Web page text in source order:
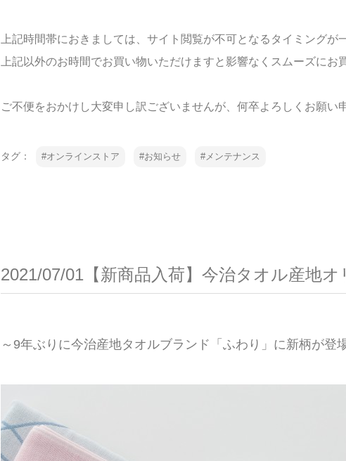
上記時間帯におきましては、サイト閲覧が不可となるタイミングが
上記以外のお時間でお買い物いただけますと影響なくスムーズにお
ご不便をおかけし大変申し訳ございませんが、何卒よろしくお願い
タグ： オンラインストア お知らせ メンテナンス
2021/07/01【新商品入荷】今治タオル産地
～9年ぶりに今治産地タオルブランド「ふわり」に新柄が登